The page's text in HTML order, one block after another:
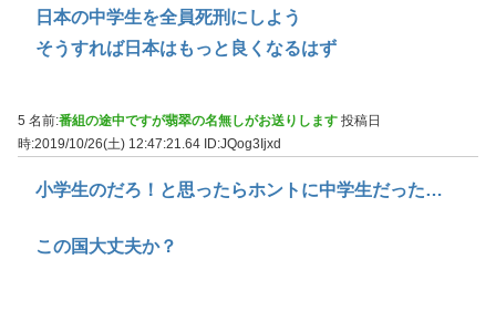
日本の中学生を全員死刑にしよう
そうすれば日本はもっと良くなるはず
5 名前:番組の途中ですが翡翠の名無しがお送りします 投稿日
時:2019/10/26(土) 12:47:21.64 ID:JQog3Ijxd
小学生のだろ！と思ったらホントに中学生だった…
この国大丈夫か？